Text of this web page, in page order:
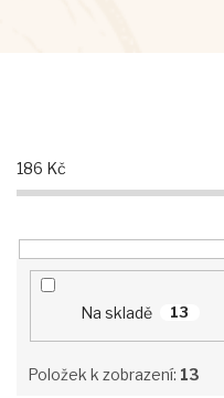
186 Kč
Na skladě 13
Položek k zobrazení: 13